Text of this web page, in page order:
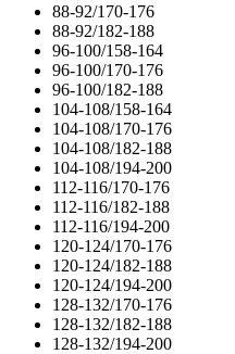
88-92/170-176
88-92/182-188
96-100/158-164
96-100/170-176
96-100/182-188
104-108/158-164
104-108/170-176
104-108/182-188
104-108/194-200
112-116/170-176
112-116/182-188
112-116/194-200
120-124/170-176
120-124/182-188
120-124/194-200
128-132/170-176
128-132/182-188
128-132/194-200